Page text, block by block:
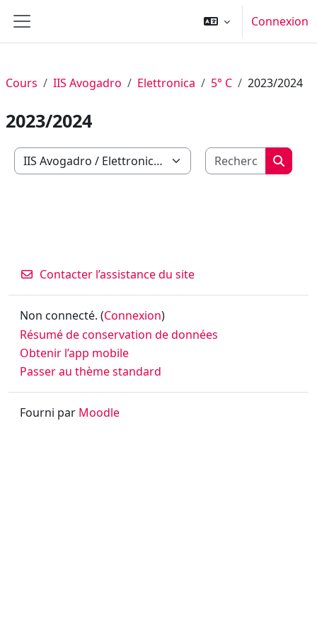
Panneau latéral
Connexion
Cours IIS Avogadro Elettronica 5° C 2023/2024
2023/2024
Catégories de cours
Contacter l’assistance du site
Non connecté. (Connexion)
Résumé de conservation de données
Obtenir l’app mobile
Passer au thème standard
Fourni par Moodle